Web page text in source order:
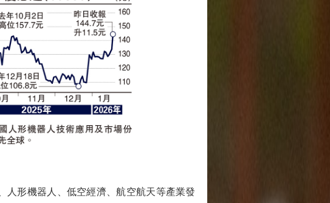
形機器人、低空經濟、航空航天等產業發